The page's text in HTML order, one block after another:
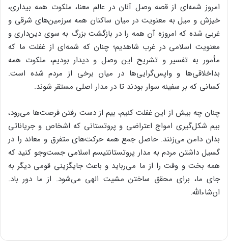
امروز شمه‌ای از قصه وصل آنان در عالم معنا، ملکوت همه بیداری،
خیزش و میل به معنویت در میان ساکنان همه سرزمین‌های شرقی و
غربی شده که امروزه آن همه را در بازگشت بزرگ به سوی دین‌داری و
معنویت اسلامی در غرب شاهدیم؛ چنان که شمه‌ای از غفلت ما که
مأمور به تفسیر و تشریح این وصل و دیدار بودیم، ملکوت همه
بداخلاقی‌ها و واپس‌گرایی‌ها در میان برخی از مردم شده است.
کسانی که بر سفینه سوار بودند تا در مدار اصلی مستقر شوند.
چنان چه بیش از این غفلت کنیم، بیم از دست رفتن فرصت‌ها می‌رود،
بیم شکل‌گیری امواج اعتراضی و پروتستانی که اشخاص و جریاناتی
بدان دامن می‌زنند. حاصل جمع همه حرکت‌های متفرق و معاند را در
گسیل داشتن مردم به مدار پروتستانتیسم اسلامی جست‌وجو کنید که
همه بخت و وقت را از ما می‌رباید و باعث جایگزینی قومی دیگر به
جای ما، برای محقق ساختن مشیت الهی می‌شود. از ما دور باد.
ان‌شاءالله.